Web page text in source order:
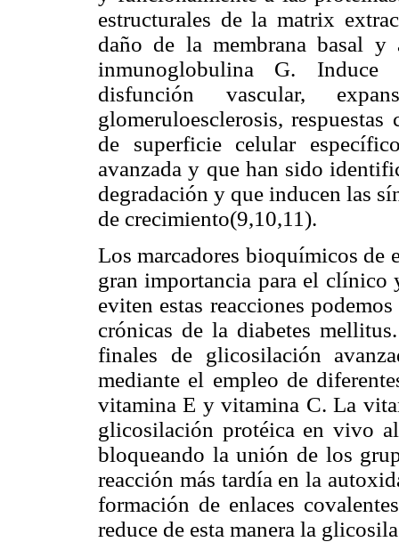
estructurales de la matrix
daño de la membrana basal
inmunoglobulina G. Induce
disfunción vascular,
glomeruloesclerosis,
de superficie celular
avanzada y que han sido
degradación y que inducen las
de crecimiento(9,10,11).
Los marcadores bioquímicos de
gran importancia para el clínico
eviten estas reacciones
crónicas de la diabetes
finales de glicosilación
mediante el empleo de
vitamina E y vitamina C. La
glicosilación protéica en vivo
bloqueando la unión de los
reacción más tardía en la
formación de enlaces
reduce de esta manera la